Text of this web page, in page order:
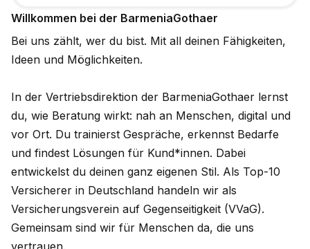
Willkommen bei der BarmeniaGothaer
Bei uns zählt, wer du bist. Mit all deinen Fähigkeiten,
Ideen und Möglichkeiten.
In der Vertriebsdirektion der BarmeniaGothaer lernst
du, wie Beratung wirkt: nah an Menschen, digital und
vor Ort. Du trainierst Gespräche, erkennst Bedarfe
und findest Lösungen für Kund*innen. Dabei
entwickelst du deinen ganz eigenen Stil. Als Top-10
Versicherer in Deutschland handeln wir als
Versicherungsverein auf Gegenseitigkeit (VVaG).
Gemeinsam sind wir für Menschen da, die uns
vertrauen.